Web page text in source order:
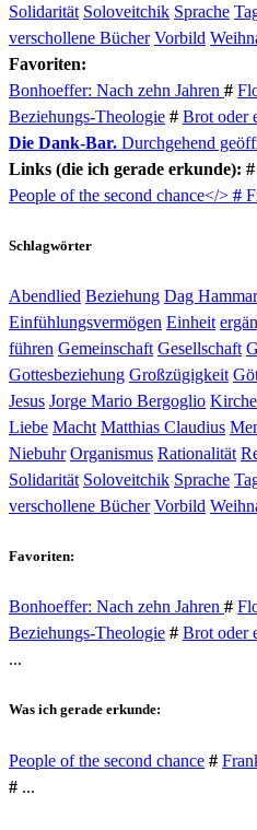
Solidarität Soloveitchik Sprache
verschollene Bücher Vorbild
Favoriten:
Bonhoeffer: Nach zehn Jahren #
Beziehungs-Theologie # Brot oder
Die Dank-Bar. Durchgehend
Links (die ich gerade erkunde): #
People of the second chance</> #
Schlagwörter
Abendlied Beziehung Dag
Einfühlungsvermögen Einheit
führen Gemeinschaft Gesellschaft
Gottesbeziehung Großzügigkeit
Jesus Jorge Mario Bergoglio
Liebe Macht Matthias Claudius
Niebuhr Organismus Rationalität
Solidarität Soloveitchik Sprache
verschollene Bücher Vorbild
Favoriten:
Bonhoeffer: Nach zehn Jahren #
Beziehungs-Theologie # Brot oder
...
Was ich gerade erkunde:
People of the second chance #
# ...